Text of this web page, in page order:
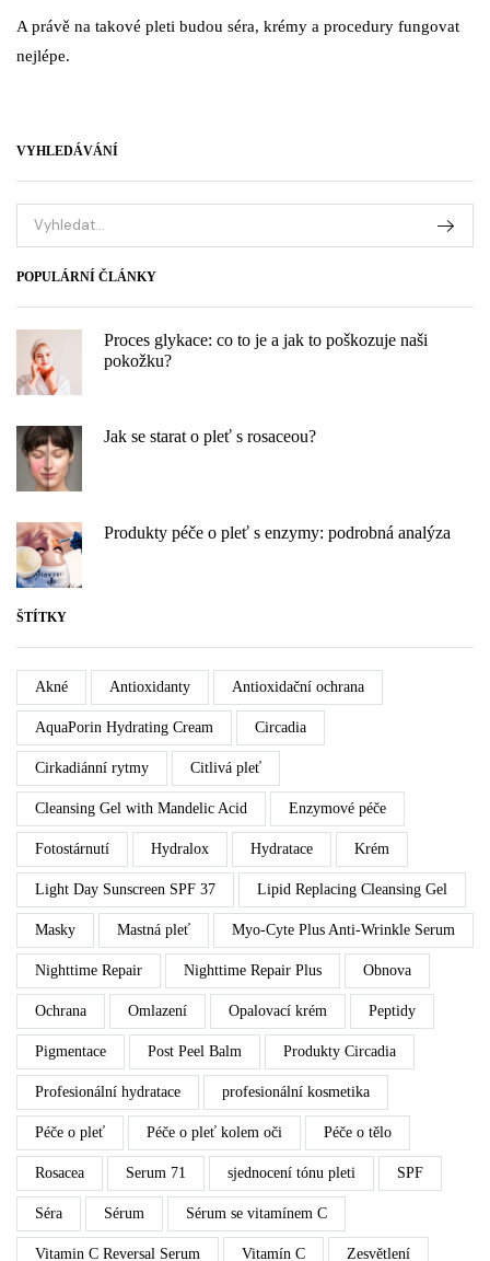
A právě na takové pleti budou séra, krémy a procedury fungovat
nejlépe.
VYHLEDÁVÁNÍ
POPULÁRNÍ ČLÁNKY
Proces glykace: co to je a jak to poškozuje naši
pokožku?
Jak se starat o pleť s rosaceou?
Produkty péče o pleť s enzymy: podrobná analýza
ŠTÍTKY
Akné Antioxidanty Antioxidační ochrana
AquaPorin Hydrating Cream Circadia
Cirkadiánní rytmy Citlivá pleť
Cleansing Gel with Mandelic Acid Enzymové péče
Fotostárnutí Hydralox Hydratace Krém
Light Day Sunscreen SPF 37 Lipid Replacing Cleansing Gel
Masky Mastná pleť Myo-Cyte Plus Anti-Wrinkle Serum
Nighttime Repair Nighttime Repair Plus Obnova
Ochrana Omlazení Opalovací krém Peptidy
Pigmentace Post Peel Balm Produkty Circadia
Profesionální hydratace profesionální kosmetika
Péče o pleť Péče o pleť kolem oči Péče o tělo
Rosacea Serum 71 sjednocení tónu pleti SPF
Séra Sérum Sérum se vitamínem C
Vitamin C Reversal Serum Vitamín C Zesvětlení